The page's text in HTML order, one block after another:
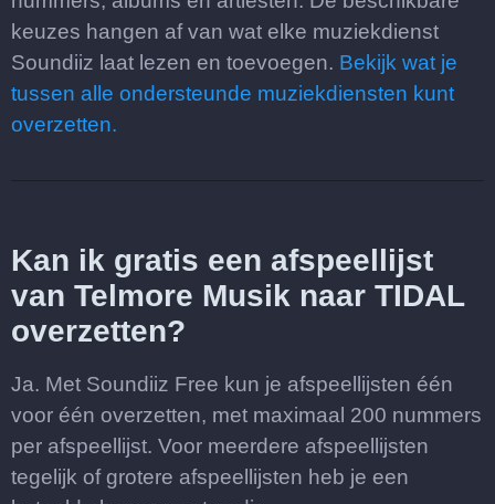
keuzes hangen af van wat elke muziekdienst
Soundiiz laat lezen en toevoegen. Bekijk wat je
tussen alle ondersteunde muziekdiensten kunt
overzetten.
Kan ik gratis een afspeellijst
van Telmore Musik naar TIDAL
overzetten?
Ja. Met Soundiiz Free kun je afspeellijsten één
voor één overzetten, met maximaal 200 nummers
per afspeellijst. Voor meerdere afspeellijsten
tegelijk of grotere afspeellijsten heb je een